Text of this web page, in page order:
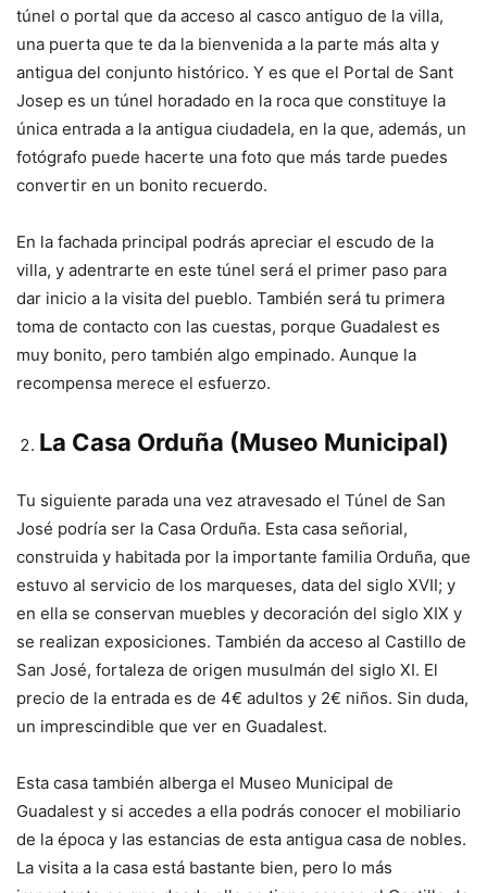
túnel o portal que da acceso al casco antiguo de la villa,
una puerta que te da la bienvenida a la parte más alta y
antigua del conjunto histórico. Y es que el Portal de Sant
Josep es un túnel horadado en la roca que constituye la
única entrada a la antigua ciudadela, en la que, además, un
fotógrafo puede hacerte una foto que más tarde puedes
convertir en un bonito recuerdo.
En la fachada principal podrás apreciar el escudo de la
villa, y adentrarte en este túnel será el primer paso para
dar inicio a la visita del pueblo. También será tu primera
toma de contacto con las cuestas, porque Guadalest es
muy bonito, pero también algo empinado. Aunque la
recompensa merece el esfuerzo.
La Casa Orduña (Museo Municipal)
Tu siguiente parada una vez atravesado el Túnel de San
José podría ser la Casa Orduña. Esta casa señorial,
construida y habitada por la importante familia Orduña, que
estuvo al servicio de los marqueses, data del siglo XVII; y
en ella se conservan muebles y decoración del siglo XIX y
se realizan exposiciones. También da acceso al Castillo de
San José, fortaleza de origen musulmán del siglo XI. El
precio de la entrada es de 4€ adultos y 2€ niños. Sin duda,
un imprescindible que ver en Guadalest.
Esta casa también alberga el Museo Municipal de
Guadalest y si accedes a ella podrás conocer el mobiliario
de la época y las estancias de esta antigua casa de nobles.
La visita a la casa está bastante bien, pero lo más